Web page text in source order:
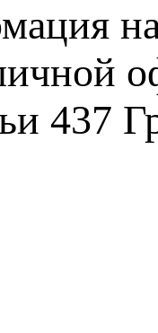
на
437